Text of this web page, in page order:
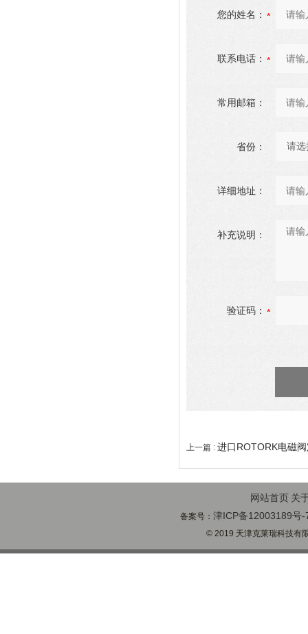
您的姓名：
联系电话：
常用邮箱：
省份：
详细地址：
补充说明：
验证码：
上一篇 : 进口ROTORK电磁
网站首页 关
备案号：津ICP备12003189号-
© 2019 天津克莱瑞科技有